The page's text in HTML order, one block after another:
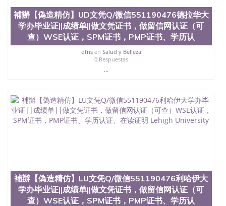
昆士兰大学学历成绩单购买学位证书/澳洲读本科硕
士做文凭/购买澳洲大学毕业证成绩单假文凭学历办
理U of L文凭Q/微信551190476路易斯维尔大学办毕
业证||成绩单||做文凭证书，做留信网认证（可查）
WSE认证，SPM证书，PMP证书、学历认证、在读证
明University of Louisville
補辦【偽造精仿】UD文凭Q/微信551190476德拉华大
学办毕业证||成绩单||做文凭证书，做留信网认证（可
查）WSE认证，SPM证书，PMP证书、学历认
dfnsen Salud y Belleza
0 Respuestas
...
補辦【偽造精仿】LU文凭Q/微信551190476利哈伊大
学办毕业证||成绩单||做文凭证书，做留信网认证（可
查）WSE认证，SPM证书，PMP证书、学历认